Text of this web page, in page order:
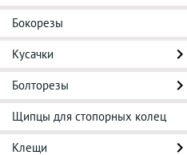
Бокорезы
Кусачки
Болторезы
Щипцы для стопорных колец
Клещи